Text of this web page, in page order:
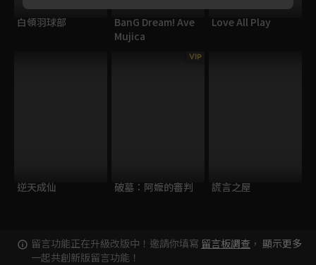
白領羽球部
BanG Dream! Ave
Mujica
Love All Play
逆天成仙
VIP
破墓：阿嬤的審判 謊言之屋
留言功能正在升級改版中！邀請你填寫 留言板調查 ，
一起共創新版留言功能！
顯示更多